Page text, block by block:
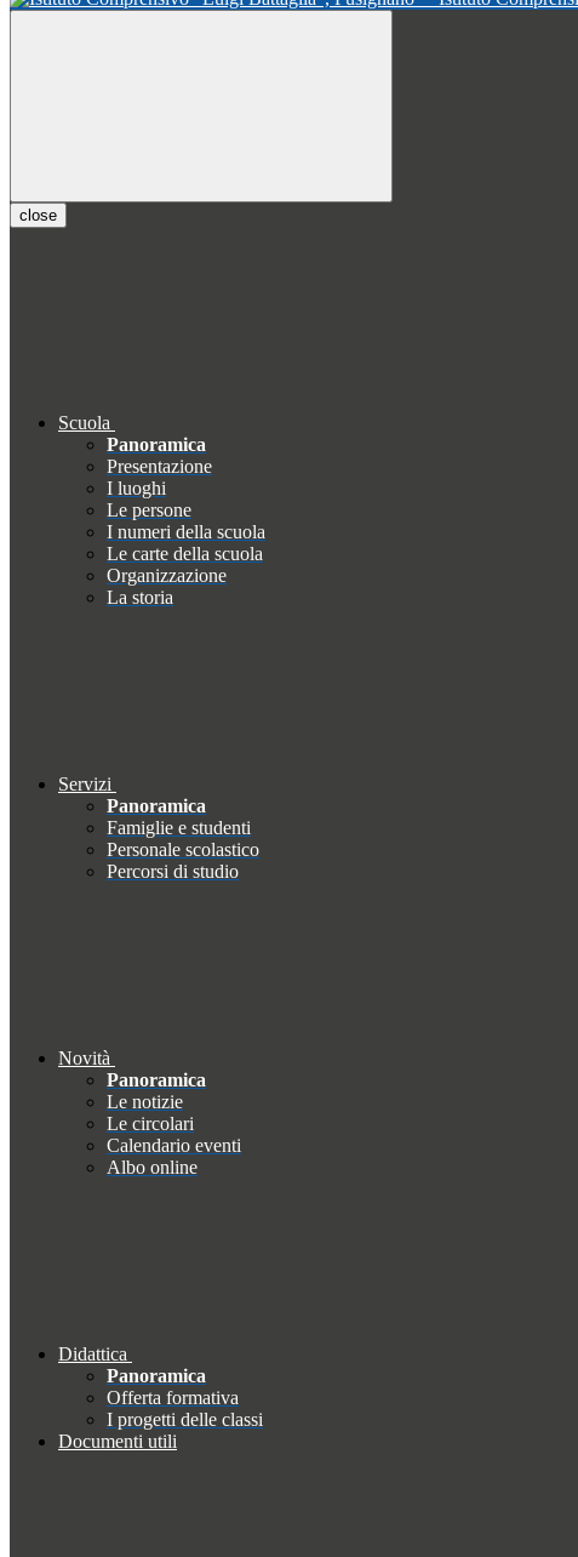
close
Scuola
Panoramica
Presentazione
I luoghi
Le persone
I numeri della scuola
Le carte della scuola
Organizzazione
La storia
Servizi
Panoramica
Famiglie e studenti
Personale scolastico
Percorsi di studio
Novità
Panoramica
Le notizie
Le circolari
Calendario eventi
Albo online
Didattica
Panoramica
Offerta formativa
I progetti delle classi
Documenti utili